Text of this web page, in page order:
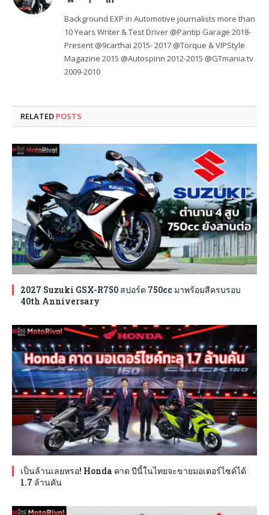
Background EXP in Automotive journalists more than
10 Years Writer & Test Driver @Pantip Garage 2018-
Present @9carthai 2015- 2017 @Torque & VIPStyle
Magazine 2015 @Autospinn 2012-2015 @GTmania.tv
2009-2010
RELATED POSTS
2027 Suzuki GSX-R750 สปอร์ต 750cc มาพร้อมสีครบรอบ
40th Anniversary
เป็นล้านเลยหรอ! Honda คาด ปีนี้ในไทยจะขายมอเตอร์ไซค์ได้
1.7 ล้านคัน